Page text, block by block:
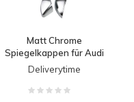
Matt Chrome
Spiegelkappen für Audi
A3 8V, S3, S line, RS3
Deliverytime